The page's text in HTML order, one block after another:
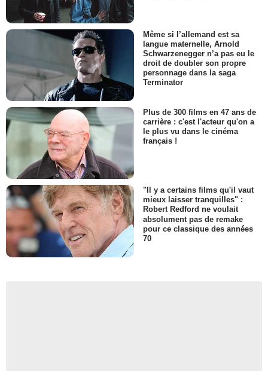
Même si l’allemand est sa
langue maternelle, Arnold
Schwarzenegger n’a pas eu le
droit de doubler son propre
personnage dans la saga
Terminator
Plus de 300 films en 47 ans de
carrière : c'est l'acteur qu'on a
le plus vu dans le cinéma
français !
"Il y a certains films qu'il vaut
mieux laisser tranquilles" :
Robert Redford ne voulait
absolument pas de remake
pour ce classique des années
70